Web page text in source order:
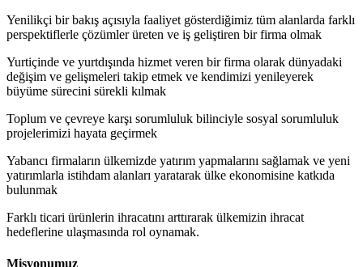
Yenilikçi bir bakış açısıyla faaliyet gösterdiğimiz tüm alanlarda farklı
perspektiflerle çözümler üreten ve iş geliştiren bir firma olmak
Yurtiçinde ve yurtdışında hizmet veren bir firma olarak dünyadaki
değişim ve gelişmeleri takip etmek ve kendimizi yenileyerek
büyüme sürecini sürekli kılmak
Toplum ve çevreye karşı sorumluluk bilinciyle sosyal sorumluluk
projelerimizi hayata geçirmek
Yabancı firmaların ülkemizde yatırım yapmalarını sağlamak ve yeni
yatırımlarla istihdam alanları yaratarak ülke ekonomisine katkıda
bulunmak
Farklı ticari ürünlerin ihracatını arttırarak ülkemizin ihracat
hedeflerine ulaşmasında rol oynamak.
Misyonumuz